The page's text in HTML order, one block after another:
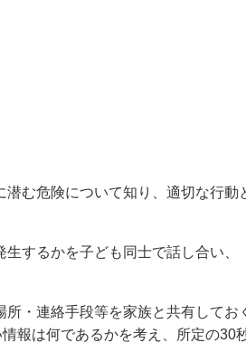
む危険について知り、適切な行
するかを子ども同士で話し合い
・連絡手段等を家族と共有して
報は何であるかを考え、所定の30